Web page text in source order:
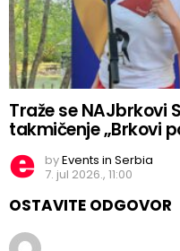
Traže se NAJbrkovi
takmičenje „Brkovi
byEvents in Serbia
7. jul 2026., 11:00
OSTAVITE ODGOVOR